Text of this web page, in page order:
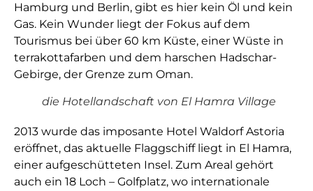
Hamburg und Berlin, gibt es hier kein Öl und kein
Gas. Kein Wunder liegt der Fokus auf dem
Tourismus bei über 60 km Küste, einer Wüste in
terrakottafarben und dem harschen Hadschar-
Gebirge, der Grenze zum Oman.
die Hotellandschaft von El Hamra Village
2013 wurde das imposante Hotel Waldorf Astoria
eröffnet, das aktuelle Flaggschiff liegt in El Hamra,
einer aufgeschütteten Insel. Zum Areal gehört
auch ein 18 Loch – Golfplatz, wo internationale